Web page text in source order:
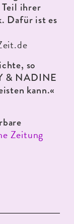
ihrer
Dafür ist es
so
& NADINE
kann.«
Zeitung